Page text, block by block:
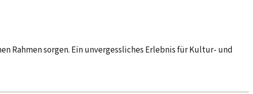
Rahmen sorgen. Ein unvergessliches Erlebnis für Kultur- und